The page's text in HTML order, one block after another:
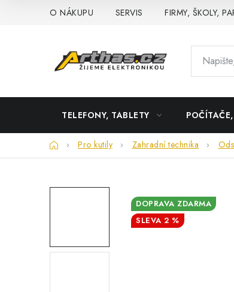
O NÁKUPU SERVIS FIRMY, ŠKOLY,
TELEFONY, TABLETY
DomůPro kutily Zahradní technika
2 %
DOPRAVA ZDARMA